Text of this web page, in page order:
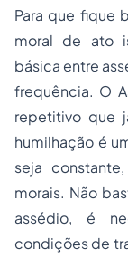
Para que fique
moral de ato
básica entre
frequência. O
repetitivo que
humilhação é
seja
morais. Não
assédio, é
condições de